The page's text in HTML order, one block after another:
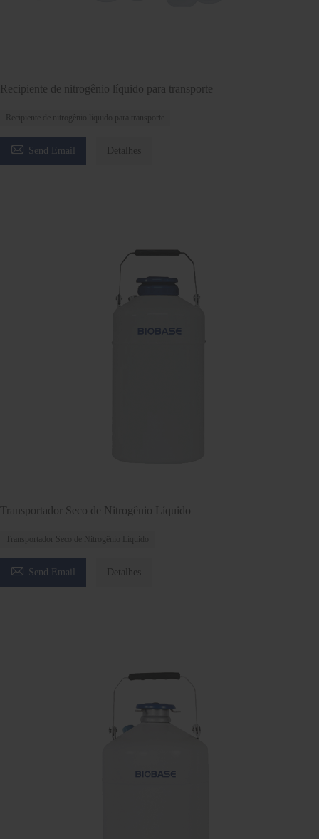
Recipiente de nitrogênio líquido para transporte
Recipiente de nitrogênio líquido para transporte
 Send Email Detalhes
Transportador Seco de Nitrogênio Líquido
Transportador Seco de Nitrogênio Líquido
 Send Email Detalhes